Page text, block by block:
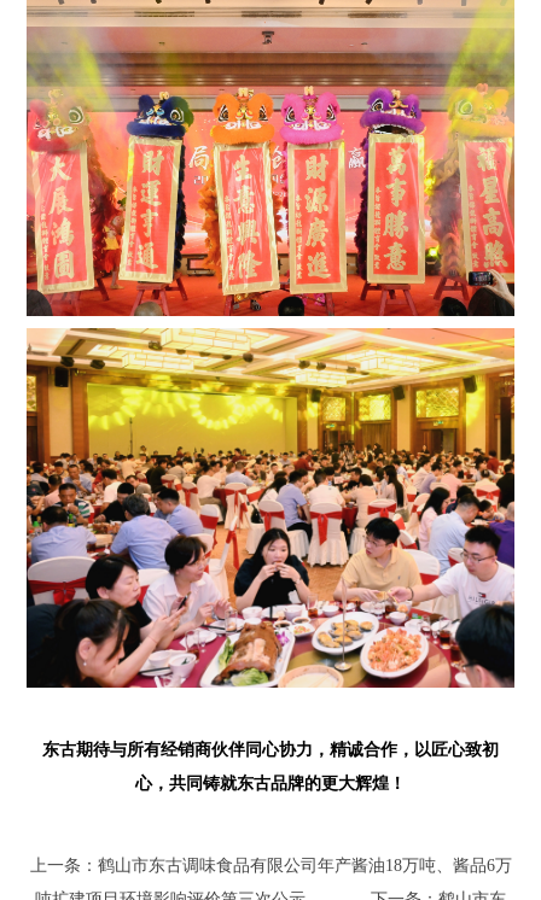
东古期待与所有经销商伙伴同心协力，精诚合作，以匠心致初
心，共同铸就东古品牌的更大辉煌！
上一条：鹤山市东古调味食品有限公司年产酱油18万吨、酱品6万